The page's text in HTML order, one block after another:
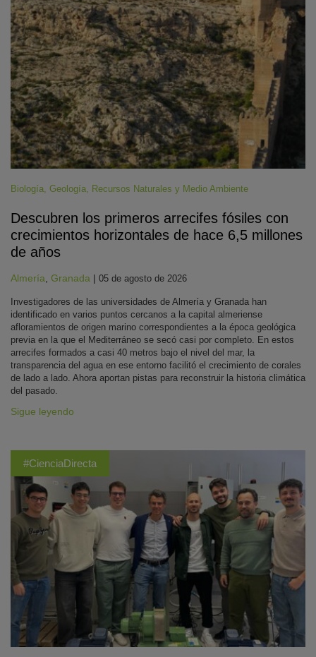
Biología, Geología, Recursos Naturales y Medio Ambiente
Descubren los primeros arrecifes fósiles con
crecimientos horizontales de hace 6,5 millones
de años
Almería, Granada | 05 de agosto de 2026
Investigadores de las universidades de Almería y Granada han
identificado en varios puntos cercanos a la capital almeriense
afloramientos de origen marino correspondientes a la época geológica
previa en la que el Mediterráneo se secó casi por completo. En estos
arrecifes formados a casi 40 metros bajo el nivel del mar, la
transparencia del agua en ese entorno facilitó el crecimiento de corales
de lado a lado. Ahora aportan pistas para reconstruir la historia climática
del pasado.
Sigue leyendo
#CienciaDirecta